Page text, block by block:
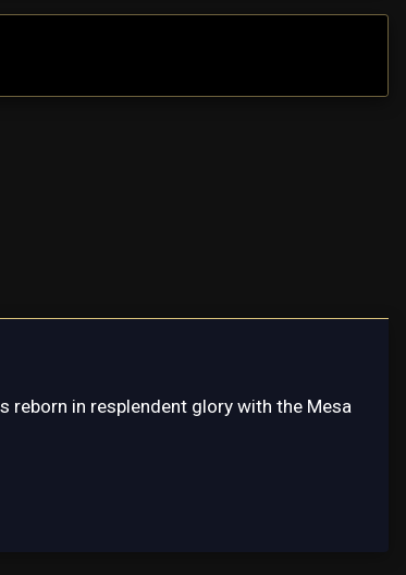
reborn in resplendent glory with the Mesa